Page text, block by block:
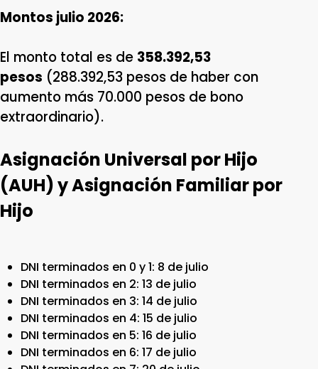
Montos julio 2026:
El monto total es de 358.392,53
pesos (288.392,53 pesos de haber con
aumento más 70.000 pesos de bono
extraordinario).
Asignación Universal por Hijo
(AUH) y Asignación Familiar por
Hijo
DNI terminados en 0 y 1: 8 de julio
DNI terminados en 2: 13 de julio
DNI terminados en 3: 14 de julio
DNI terminados en 4: 15 de julio
DNI terminados en 5: 16 de julio
DNI terminados en 6: 17 de julio